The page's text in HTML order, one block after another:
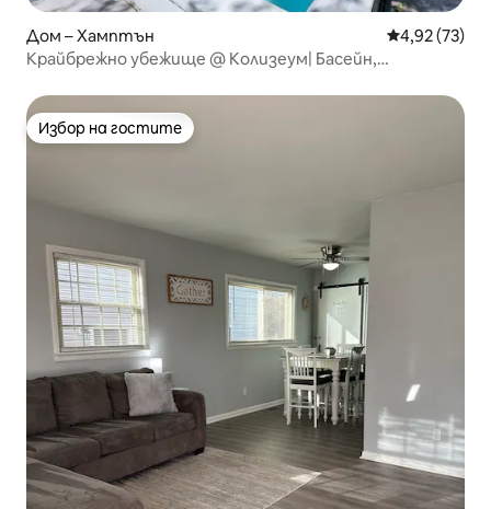
Дом – Хамптън Средна
4,92 (73)
Крайбрежно убежище @ Колизеум| Басейн,
Избор на гостите
Избор на гостите